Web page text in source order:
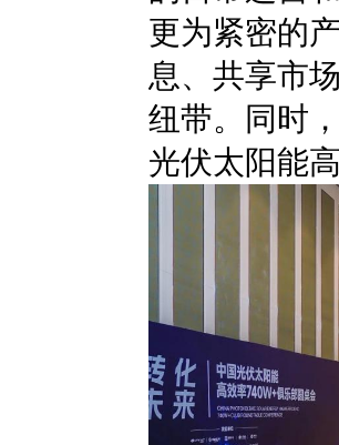
更为紧密的
息、共享市
纽带。同时
光伏太阳能